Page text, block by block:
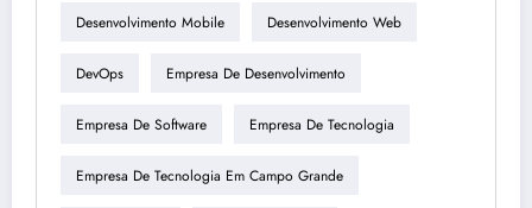
Desenvolvimento Mobile Desenvolvimento Web
DevOps Empresa De Desenvolvimento
Empresa De Software Empresa De Tecnologia
Empresa De Tecnologia Em Campo Grande